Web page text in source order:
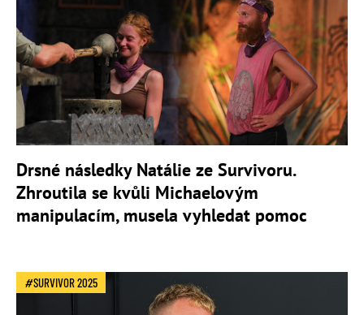
Drsné následky Natálie ze Survivoru.
Zhroutila se kvůli Michaelovým
manipulacím, musela vyhledat pomoc
SURVIVOR 2025